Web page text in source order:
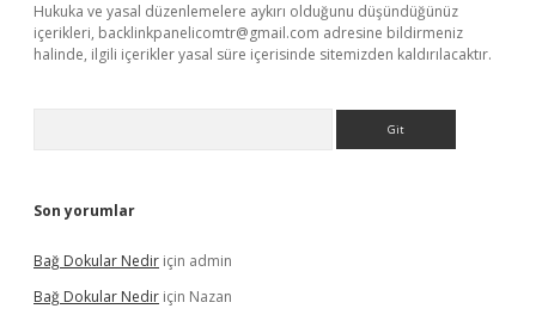
Hukuka ve yasal düzenlemelere aykırı olduğunu düşündüğünüz
içerikleri, backlinkpanelicomtr@gmail.com adresine bildirmeniz
halinde, ilgili içerikler yasal süre içerisinde sitemizden kaldırılacaktır.
Son yorumlar
Bağ Dokular Nedir için admin
Bağ Dokular Nedir için Nazan